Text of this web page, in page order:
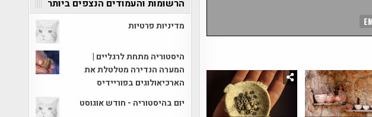
הרשומות והעמודים הנצפים ביותר
מדיניות פרטיות
היסטוריה מתחת לרגליים |
המערה הנדירה מטלטלת את
הארכיאולוגים בפוריידיס
יום בהיסטוריה - חודש אוגוסט